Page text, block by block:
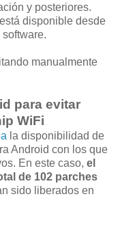
y posteriores.
disponible desde
manualmente
para evitar
WiFi
la disponibilidad de
Android con los que
En este caso, el
de 102 parches
sido liberados en